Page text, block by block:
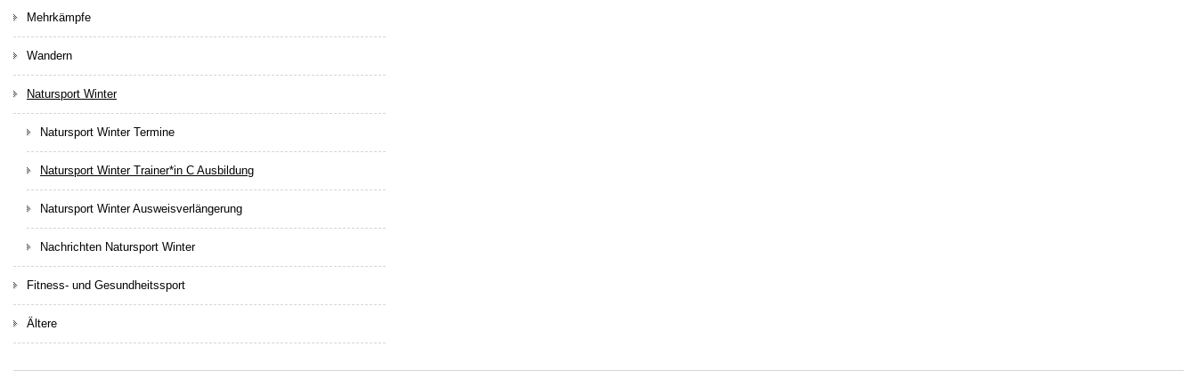
Mehrkämpfe
Wandern
Natursport Winter
Natursport Winter Termine
Natursport Winter Trainer*in C Ausbildung
Natursport Winter Ausweisverlängerung
Nachrichten Natursport Winter
Fitness- und Gesundheitssport
Ältere